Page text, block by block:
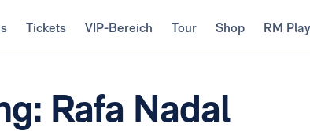
Tickets VIP-Bereich Tour Shop RM Play
Rafa Nadal